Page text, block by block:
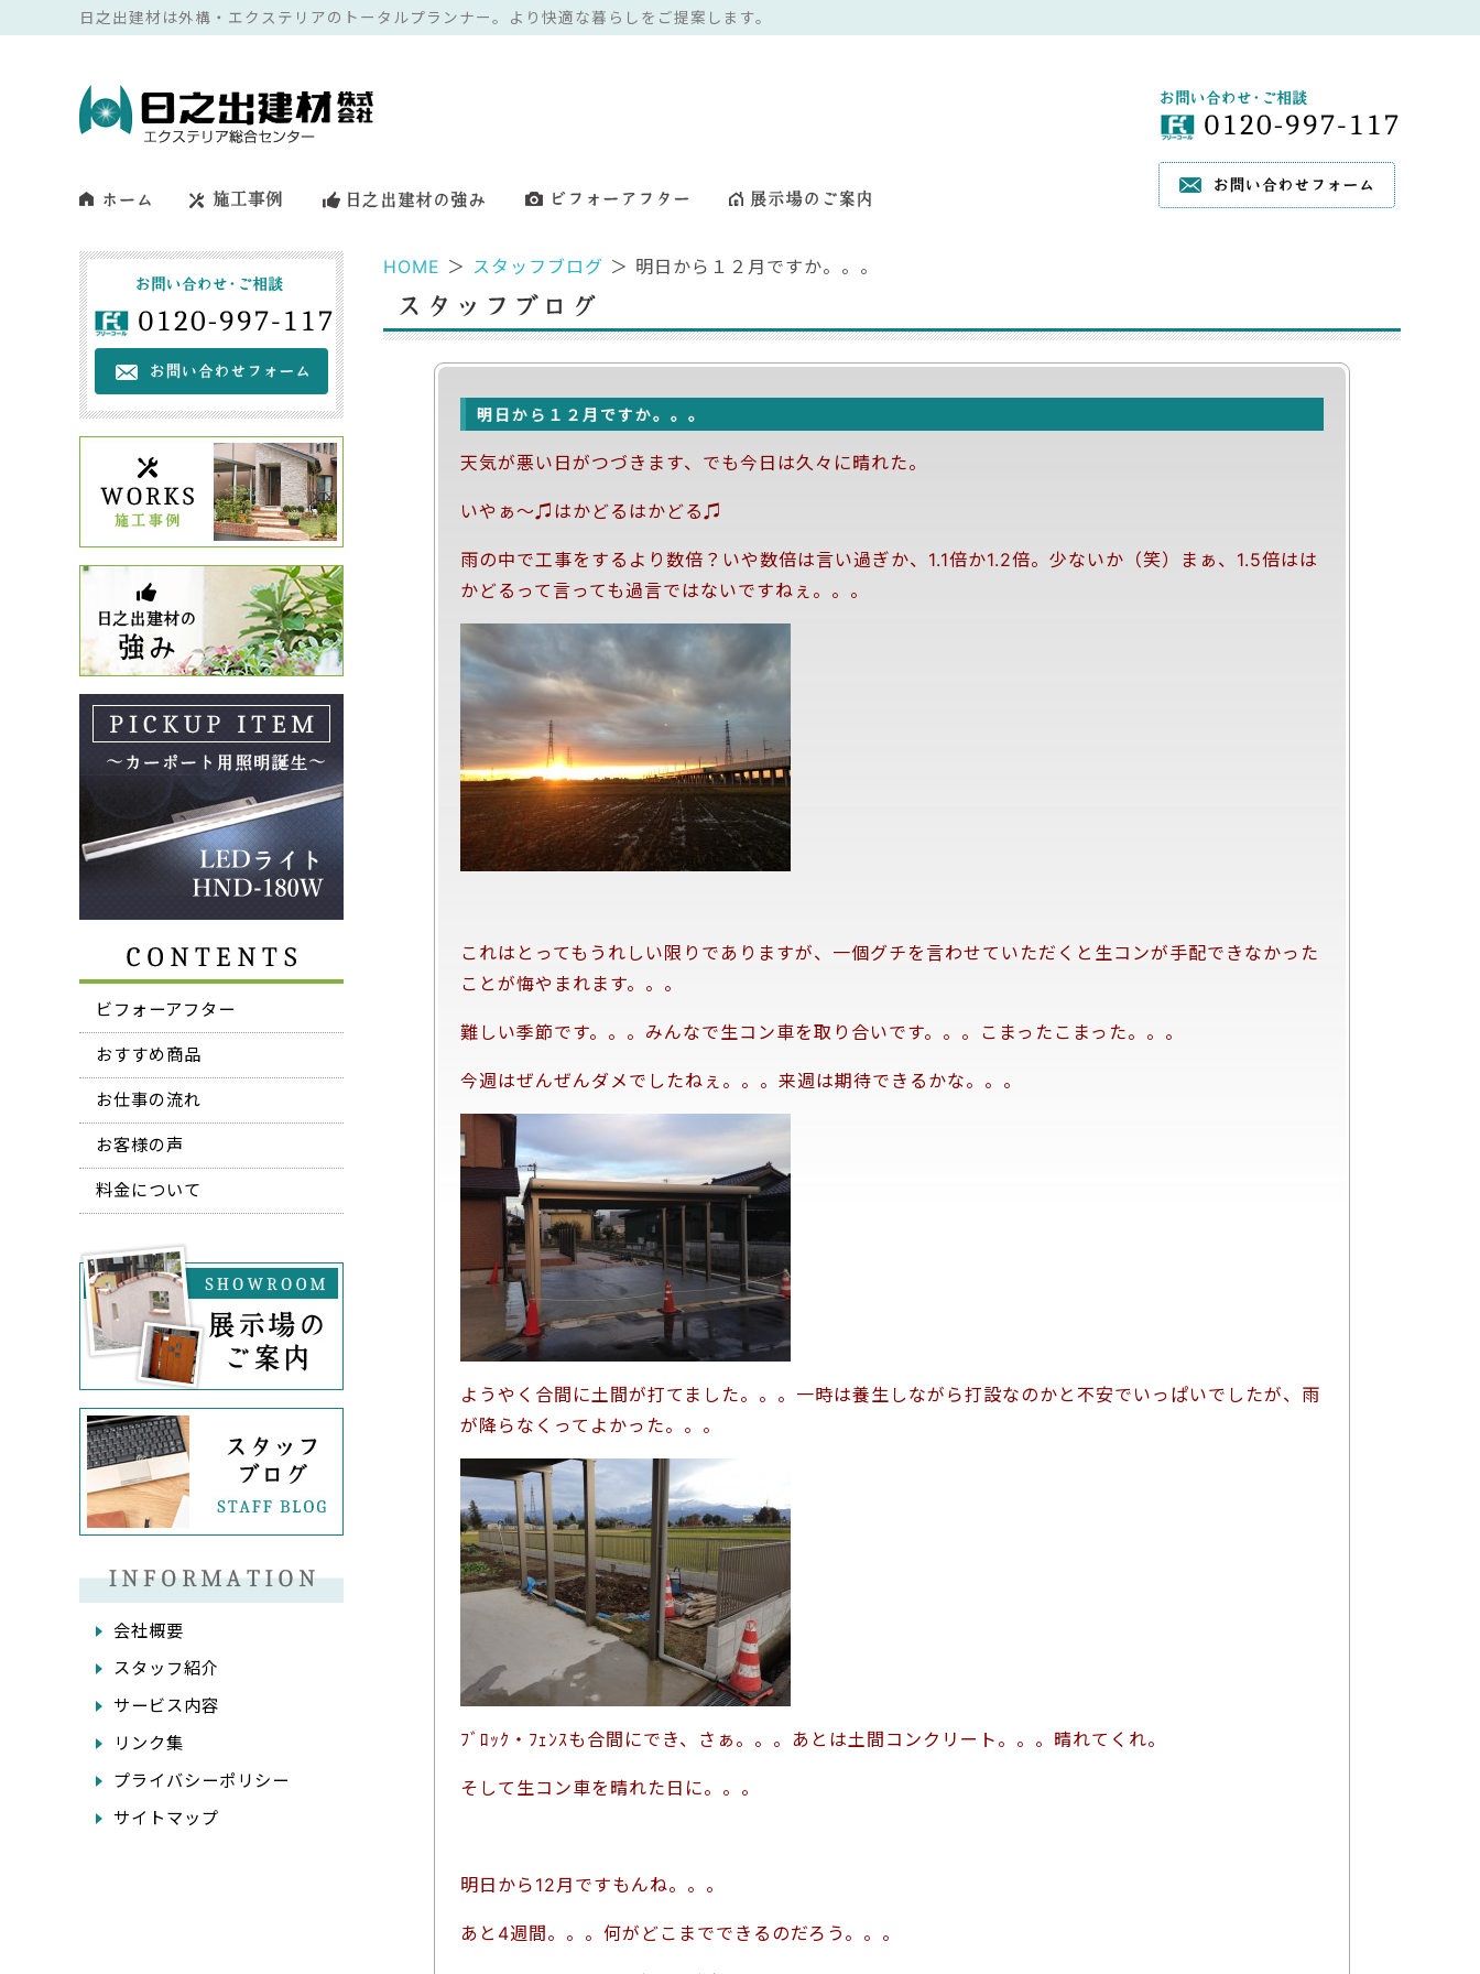
日之出建材は外構・エクステリアのトータルプランナー。より快適な暮らしをご提案します。
HOME ＞ スタッフブログ ＞ 明日から１２月ですか。。。
明日から１２月ですか。。。
天気が悪い日がつづきます、でも今日は久々に晴れた。
いやぁ～♫はかどるはかどる♫
雨の中で工事をするより数倍？いや数倍は言い過ぎか、1.1倍か1.2倍。少ないか（笑）まぁ、1.5倍はは
かどるって言っても過言ではないですねぇ。。。
これはとってもうれしい限りでありますが、一個グチを言わせていただくと生コンが手配できなかった
ことが悔やまれます。。。
難しい季節です。。。みんなで生コン車を取り合いです。。。こまったこまった。。。
今週はぜんぜんダメでしたねぇ。。。来週は期待できるかな。。。
ようやく合間に土間が打てました。。。一時は養生しながら打設なのかと不安でいっぱいでしたが、雨
が降らなくってよかった。。。
ﾌﾞﾛｯｸ・ﾌｪﾝｽも合間にでき、さぁ。。。あとは土間コンクリート。。。晴れてくれ。
そして生コン車を晴れた日に。。。
明日から12月ですもんね。。。
あと4週間。。。何がどこまでできるのだろう。。。
ビフォーアフター
おすすめ商品
お仕事の流れ
お客様の声
料金について
会社概要
スタッフ紹介
サービス内容
リンク集
プライバシーポリシー
サイトマップ